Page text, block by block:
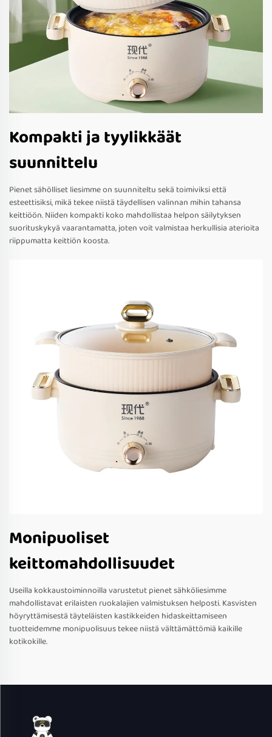
Kompakti ja tyylikkäät
suunnittelu
Pienet sähölliset liesimme on suunniteltu sekä toimiviksi että
esteettisiksi, mikä tekee niistä täydellisen valinnan mihin tahansa
keittiöön. Niiden kompakti koko mahdollistaa helpon säilytyksen
suorituskykyä vaarantamatta, joten voit valmistaa herkullisia aterioita
riippumatta keittiön koosta.
Monipuoliset
keittomahdollisuudet
Useilla kokkaustoiminnoilla varustetut pienet sähköliesimme
mahdollistavat erilaisten ruokalajien valmistuksen helposti. Kasvisten
höyryttämisestä täyteläisten kastikkeiden hidaskeittamiseen
tuotteidemme monipuolisuus tekee niistä välttämättömiä kaikille
kotikokille.